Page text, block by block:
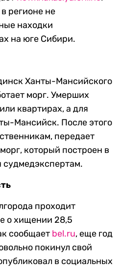
регионе не
находки
на юге Сибири.
Ханты-Мансийского
морг. Умерших
квартирах, а для
Мансийск. После этого
передает
который построен в
судмедэкспертам.
проходит
о хищении 28,5
сообщает bel.ru, еще год
покинул свой
в социальных